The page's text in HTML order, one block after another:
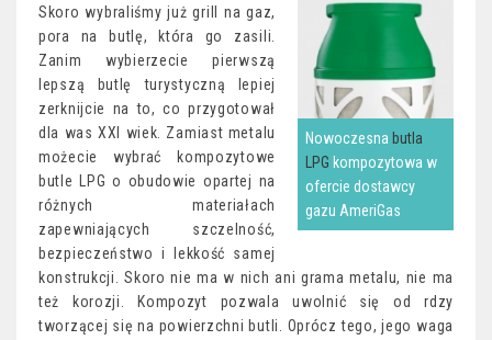
Nowoczesna butla
LPG kompozytowa w
ofercie dostawcy
gazu AmeriGas
Skoro wybraliśmy już grill na gaz,
pora na butlę, która go zasili.
Zanim wybierzecie pierwszą
lepszą butlę turystyczną lepiej
zerknijcie na to, co przygotował
dla was XXI wiek. Zamiast metalu
możecie wybrać kompozytowe
butle LPG o obudowie opartej na
różnych materiałach
zapewniających szczelność,
bezpieczeństwo i lekkość samej
konstrukcji. Skoro nie ma w nich ani grama metalu, nie ma
też korozji. Kompozyt pozwala uwolnić się od rdzy
tworzącej się na powierzchni butli. Oprócz tego, jego waga